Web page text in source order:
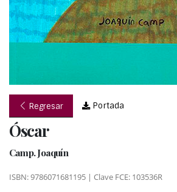
Regresar Portada
Óscar
Camp. Joaquín
ISBN: 9786071681195 | Clave FCE: 103536R